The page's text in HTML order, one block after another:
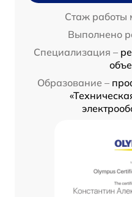
Стаж работы
Выполнено
Специализация –
Образование –